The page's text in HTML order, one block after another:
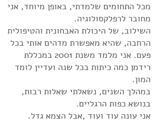
מכל התחומים שלמדתי, באופן מיוחד, אני
מחובר לרפלקסולוגיה.
השילוב, של היכולת האבחונית והטיפולית
הרחבה, שהיא מאפשרת מדהים אותי בכל
פעם. אני מלמד משנת 2001 במכללת
רידמן כמה כיתות בכל שנה ועדיין לומד
המון.
במהלך השנים, נשאלתי שאלות רבות,
בנושא כפות הרגליים.
אני עונה עוד ועוד ,אבל הצמא גדל.